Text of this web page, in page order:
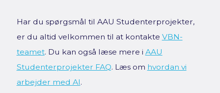
Har du spørgsmål til AAU Studenterprojekter,
er du altid velkommen til at kontakte VBN-
teamet. Du kan også læse mere i AAU
Studenterprojekter FAQ. Læs om hvordan vi
arbejder med AI.